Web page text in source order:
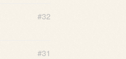
#32
#31